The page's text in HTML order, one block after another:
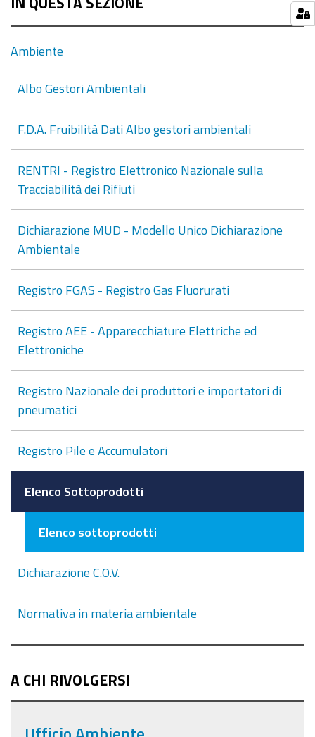
IN QUESTA SEZIONE
Ambiente
Albo Gestori Ambientali
F.D.A. Fruibilità Dati Albo gestori ambientali
RENTRI - Registro Elettronico Nazionale sulla
Tracciabilità dei Rifiuti
Dichiarazione MUD - Modello Unico Dichiarazione
Ambientale
Registro FGAS - Registro Gas Fluorurati
Registro AEE - Apparecchiature Elettriche ed
Elettroniche
Registro Nazionale dei produttori e importatori di
pneumatici
Registro Pile e Accumulatori
Elenco Sottoprodotti
Elenco sottoprodotti
Dichiarazione C.O.V.
Normativa in materia ambientale
A CHI RIVOLGERSI
Ufficio Ambiente